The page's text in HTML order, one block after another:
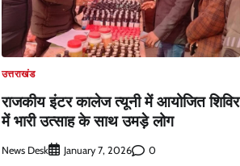
उत्तराखंड
राजकीय इंटर कालेज त्यूनी में आयोजित शिविर
में भारी उत्साह के साथ उमड़े लोग
News Desk January 7, 2026 0